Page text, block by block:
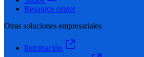
Resource center
Otras soluciones empresariales
Iluminación